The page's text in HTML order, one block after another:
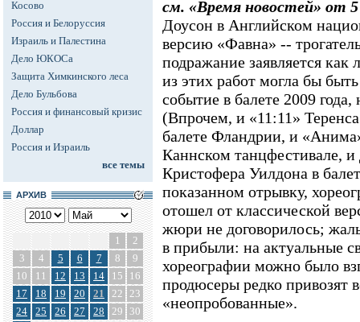
Косово
Россия и Белоруссия
Израиль и Палестина
Дело ЮКОСа
Защита Химкинского леса
Дело Бульбова
Россия и финансовый кризис
Доллар
Россия и Израиль
все темы
АРХИВ
1
2
3
4 5 6 7 8
9
10
11 12 13 14 15
16
17
18 19 20 21 22 23
24
25 26 27 28 29
30
см. «Время новостей» от 5
Доусон в Английском
версию «Фавна» --
подражание заявляется
из этих работ могла бы
событие в балете 2009
(Впрочем, и «11:11»
балете Фландрии, и
Каннском танцфестивале,
Кристофера Уилдона в
показанном отрывку,
отошел от классической
жюри не договорилось;
в прибыли: на актуальные
хореографии можно было
продюсеры редко привозят
«неопробованные».